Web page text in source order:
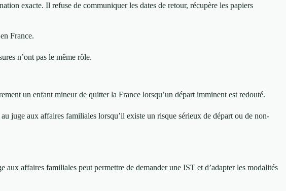
exacte. Il refuse de communiquer les dates de retour, récupère les papiers
France.
n’ont pas le même rôle.
un enfant mineur de quitter la France lorsqu’un départ imminent est redouté.
juge aux affaires familiales lorsqu’il existe un risque sérieux de départ ou de non-
affaires familiales peut permettre de demander une IST et d’adapter les modalités